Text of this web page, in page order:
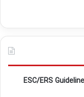
ESC/ERS